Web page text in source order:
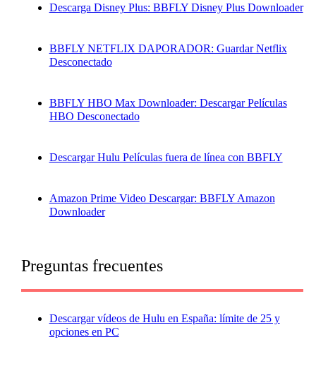
Descarga Disney Plus: BBFLY Disney Plus Downloader
BBFLY NETFLIX DAPORADOR: Guardar Netflix
Desconectado
BBFLY HBO Max Downloader: Descargar Películas
HBO Desconectado
Descargar Hulu Películas fuera de línea con BBFLY
Amazon Prime Video Descargar: BBFLY Amazon
Downloader
Preguntas frecuentes
Descargar vídeos de Hulu en España: límite de 25 y
opciones en PC